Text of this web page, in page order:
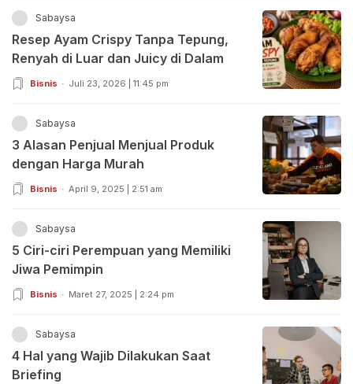
Sabaysa
Resep Ayam Crispy Tanpa Tepung,
Renyah di Luar dan Juicy di Dalam
Bisnis Juli 23, 2026 | 11:45 pm
Sabaysa
3 Alasan Penjual Menjual Produk
dengan Harga Murah
Bisnis April 9, 2025 | 2:51 am
Sabaysa
5 Ciri-ciri Perempuan yang Memiliki
Jiwa Pemimpin
Bisnis Maret 27, 2025 | 2:24 pm
Sabaysa
4 Hal yang Wajib Dilakukan Saat
Briefing